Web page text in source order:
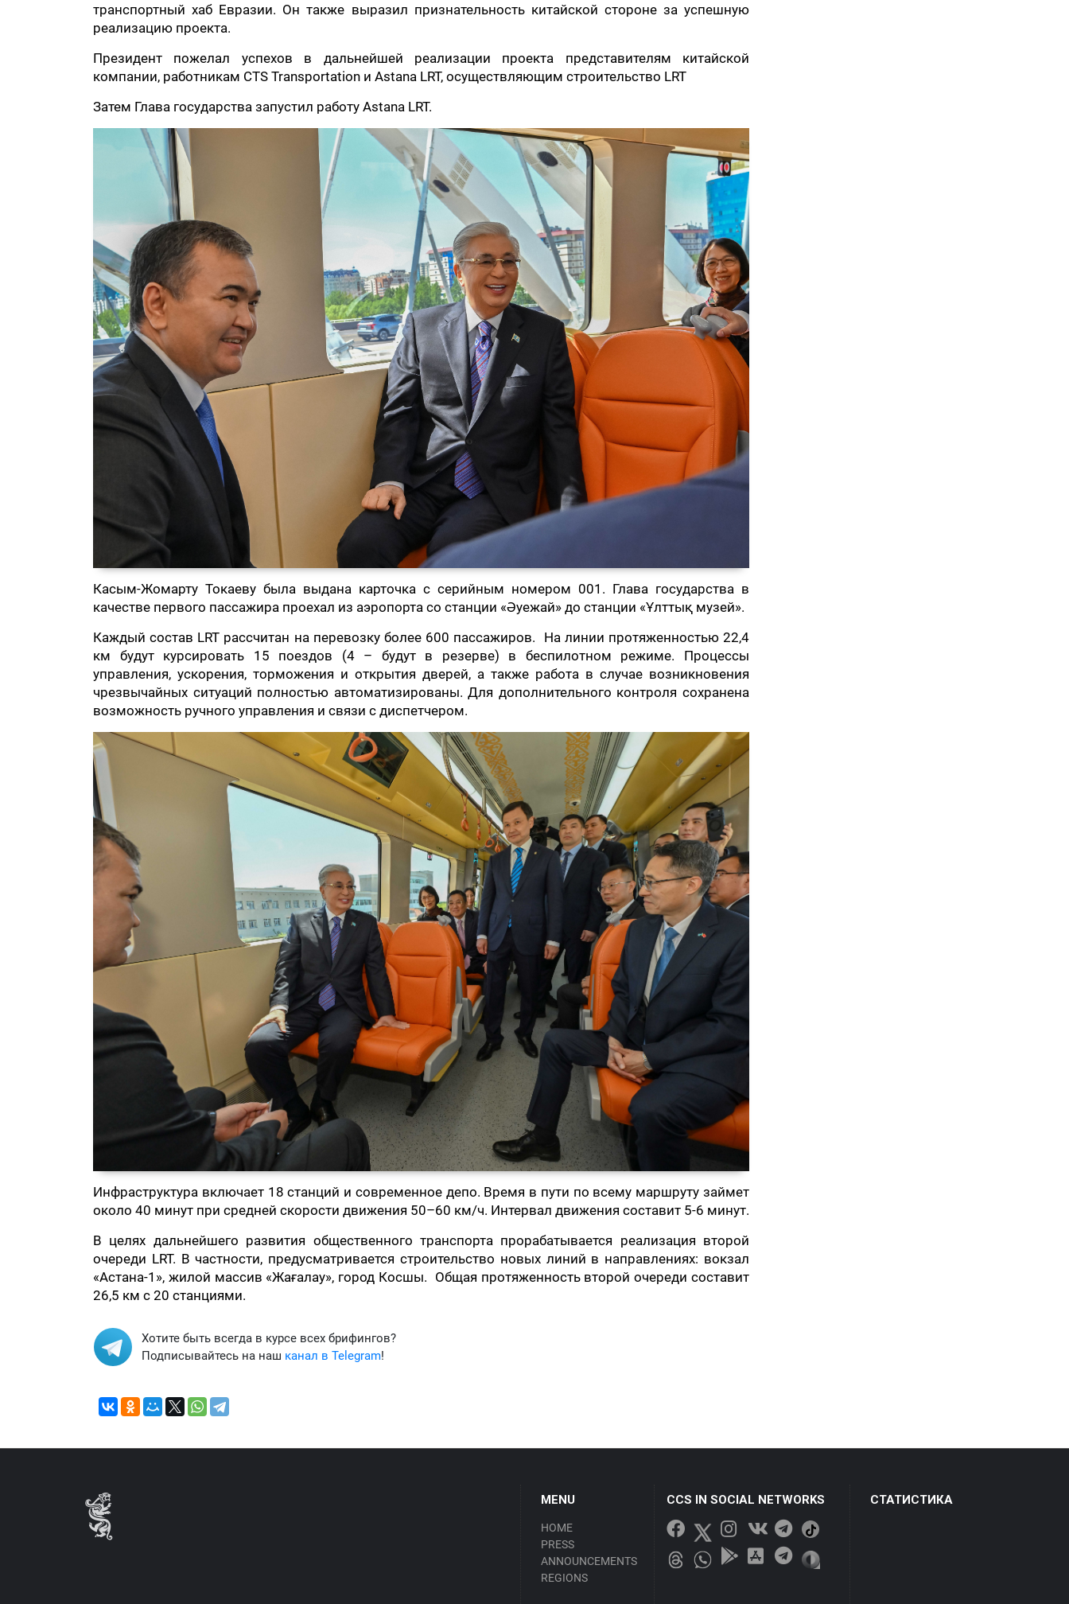
транспортный хаб Евразии. Он также выразил признательность китайской стороне за успешную
реализацию проекта.
Президент пожелал успехов в дальнейшей реализации проекта представителям китайской
компании, работникам CTS Transportation и Astana LRT, осуществляющим строительство LRT
Затем Глава государства запустил работу Astana LRT.
Касым-Жомарту Токаеву была выдана карточка с серийным номером 001. Глава государства в
качестве первого пассажира проехал из аэропорта со станции «Әуежай» до станции «Ұлттық музей».
Каждый состав LRT рассчитан на перевозку более 600 пассажиров. На линии протяженностью 22,4
км будут курсировать 15 поездов (4 – будут в резерве) в беспилотном режиме. Процессы
управления, ускорения, торможения и открытия дверей, а также работа в случае возникновения
чрезвычайных ситуаций полностью автоматизированы. Для дополнительного контроля сохранена
возможность ручного управления и связи с диспетчером.
Инфраструктура включает 18 станций и современное депо. Время в пути по всему маршруту займет
около 40 минут при средней скорости движения 50–60 км/ч. Интервал движения составит 5-6 минут.
В целях дальнейшего развития общественного транспорта прорабатывается реализация второй
очереди LRT. В частности, предусматривается строительство новых линий в направлениях: вокзал
«Астана-1», жилой массив «Жағалау», город Косшы. Общая протяженность второй очереди составит
26,5 км с 20 станциями.
Хотите быть всегда в курсе всех брифингов?
Подписывайтесь на наш канал в Telegram!
MENU
HOME
PRESS
ANNOUNCEMENTS
REGIONS
CCS IN SOCIAL NETWORKS СТАТИСТИКА